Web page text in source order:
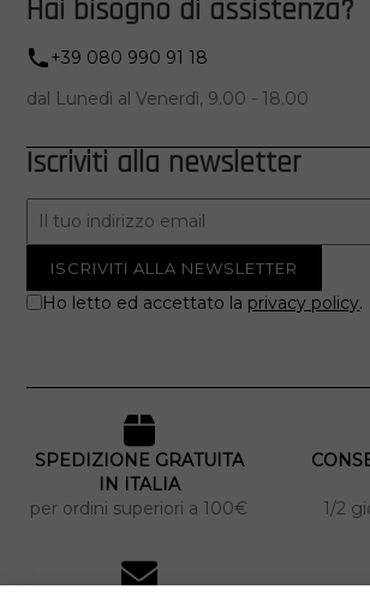
Hai bisogno di assistenza?
+39 080 990 91 18
dal Lunedì al Venerdì, 9.00 - 18.00
Iscriviti alla newsletter
Ho letto ed accettato la privacy policy.
SPEDIZIONE GRATUITA
IN ITALIA
per ordini superiori a 100€
1/2